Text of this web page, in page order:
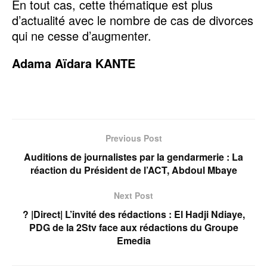
En tout cas, cette thématique est plus
d’actualité avec le nombre de cas de divorces
qui ne cesse d’augmenter.
Adama Aïdara KANTE
Previous Post
Auditions de journalistes par la gendarmerie : La
réaction du Président de l’ACT, Abdoul Mbaye
Next Post
? |Direct| L’invité des rédactions : El Hadji Ndiaye,
PDG de la 2Stv face aux rédactions du Groupe
Emedia